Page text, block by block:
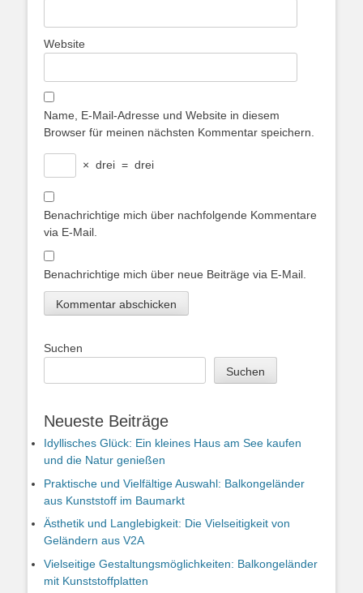
Website
Name, E-Mail-Adresse und Website in diesem
Browser für meinen nächsten Kommentar speichern.
× drei = drei
Benachrichtige mich über nachfolgende Kommentare
via E-Mail.
Benachrichtige mich über neue Beiträge via E-Mail.
Suchen
Suchen
Neueste Beiträge
Idyllisches Glück: Ein kleines Haus am See kaufen
und die Natur genießen
Praktische und Vielfältige Auswahl: Balkongeländer
aus Kunststoff im Baumarkt
Ästhetik und Langlebigkeit: Die Vielseitigkeit von
Geländern aus V2A
Vielseitige Gestaltungsmöglichkeiten: Balkongeländer
mit Kunststoffplatten